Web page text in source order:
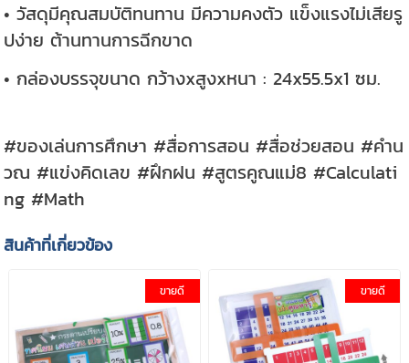
• วัสดุมีคุณสมบัติทนทาน มีความคงตัว แข็งแรงไม่เสียรู
ปง่าย ต้านทานการฉีกขาด
• กล่องบรรจุขนาด กว้างxสูงxหนา : 24x55.5x1 ซม.
#ของเล่นการศึกษา #สื่อการสอน #สื่อช่วยสอน #คำน
วณ #แข่งคิดเลข #ฝึกฝน #สูตรคูณแม่8 #Calculati
ng #Math
สินค้าที่เกี่ยวข้อง
ขายดี ขายดี